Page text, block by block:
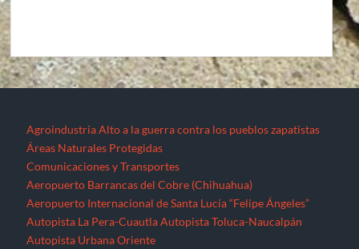
Agroindustria Alto a la guerra contra los pueblos zapatistas
Áreas Naturales Protegidas
Comunicaciones y Transportes
Aeropuerto Barrancas del Cobre (Chihuahua)
Aeropuerto Internacional de Santa Lucía “Felipe Ángeles”
Autopista La Pera-Cuautla Autopista Toluca-Naucalpán
Autopista Urbana Oriente